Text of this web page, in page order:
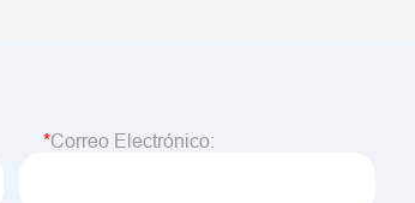
Correo Electrónico: